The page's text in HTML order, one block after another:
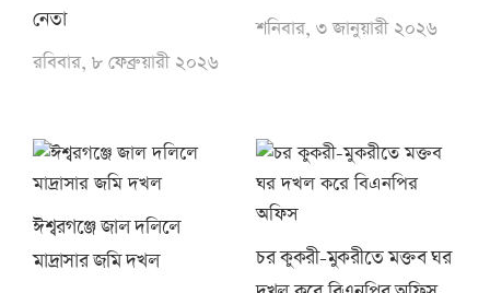
নেতা
রবিবার, ৮ ফেব্রুয়ারী ২০২৬
শনিবার, ৩ জানুয়ারী ২০২৬
ঈশ্বরগঞ্জে জাল দলিলে
মাদ্রাসার জমি দখল
চর কুকরী-মুকরীতে মক্তব ঘর